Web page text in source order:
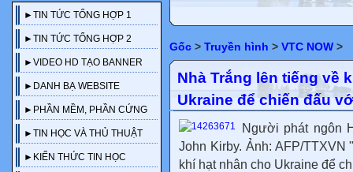
►TIN TỨC TỔNG HỢP 1
►TIN TỨC TỔNG HỢP 2
►VIDEO HD TẠO BANNER
►DANH BẠ WEBSITE
►PHẦN MỀM, PHẦN CỨNG
►TIN HỌC VÀ THỦ THUẬT
►KIẾN THỨC TIN HỌC
Gốc > Truyền hình > VTC NOW >
Nhà Trắng lên tiếng về
Ukraine để chiến đấu
Người phát ngôn
John Kirby. Ảnh: AFP/
khí hạt nhân cho Ukraine để